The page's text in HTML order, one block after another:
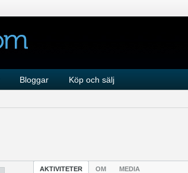
Bloggar Köp och sälj
AKTIVITETER OM MEDIA